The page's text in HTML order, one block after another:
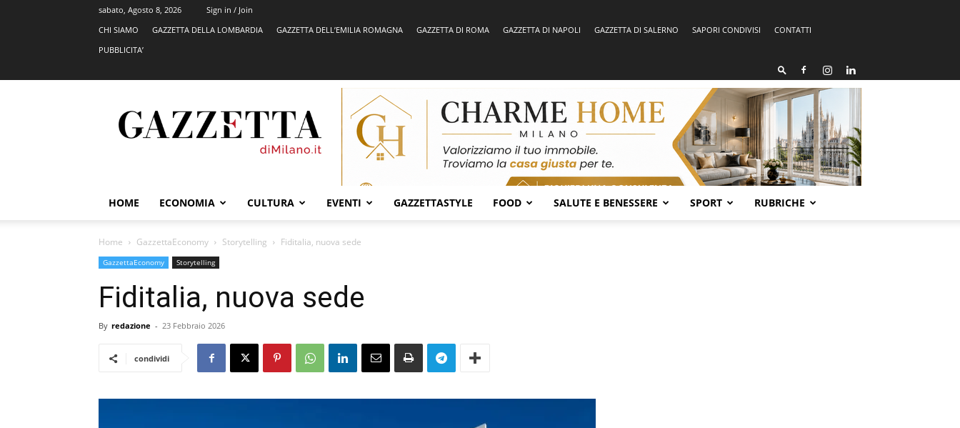
sabato, Agosto 8, 2026
Sign in / Join
CHI SIAMO
GAZZETTA DELLA LOMBARDIA GAZZETTA DELL’EMILIA ROMAGNA GAZZETTA DI ROMA GAZZETTA DI NAPOLI GAZZETTA DI SALERNO SAPORI CONDIVISI
CONTATTI
PUBBLICITA’
HOME ECONOMIA CULTURA EVENTI GAZZETTASTYLE FOOD SALUTE E BENESSERE SPORT RUBRICHE
Home GazzettaEconomy Storytelling Fiditalia, nuova sede
GazzettaEconomy Storytelling
Fiditalia, nuova sede
By redazione - 23 Febbraio 2026
condividi